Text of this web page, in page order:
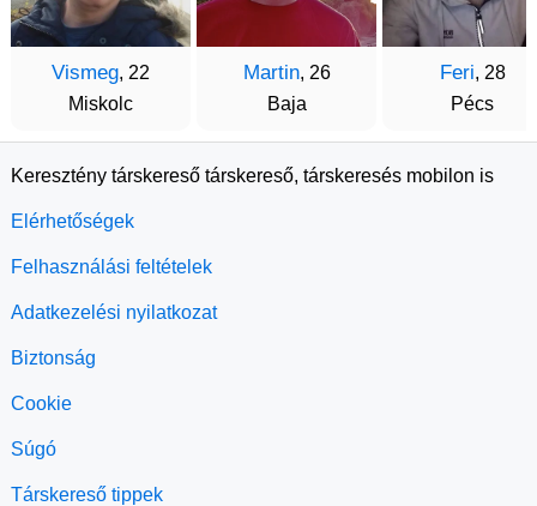
Vismeg, 22
Miskolc
Martin, 26
Baja
Feri, 28
Pécs
Keresztény társkereső társkereső, társkeresés mobilon is
Elérhetőségek
Felhasználási feltételek
Adatkezelési nyilatkozat
Biztonság
Cookie
Súgó
Társkereső tippek